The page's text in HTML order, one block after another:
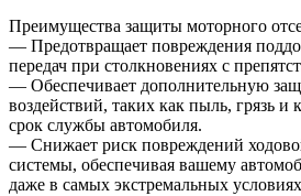
Преимущества защиты моторного
— Предотвращает повреждения
передач при столкновениях с
— Обеспечивает дополнительную
воздействий, таких как пыль, грязь и
срок службы автомобиля.
— Снижает риск повреждений
системы, обеспечивая вашему
даже в самых экстремальных